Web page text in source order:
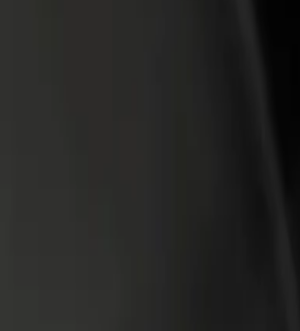
között
között? Fedezd fel